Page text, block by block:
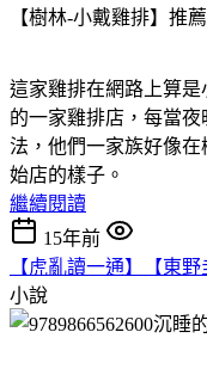
【樹林-小戴雞排】
這家雞排在網路上算
的一家雞排店，每當
法，他們一家族好像
始店的樣子。
繼續閱讀
15年前
【虎亂讀一通】【東
小說